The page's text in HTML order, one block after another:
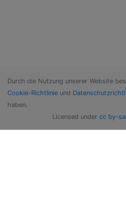
Durch die Nutzung unserer Website
Cookie-Richtlinie und
haben.
Licensed under cc by-